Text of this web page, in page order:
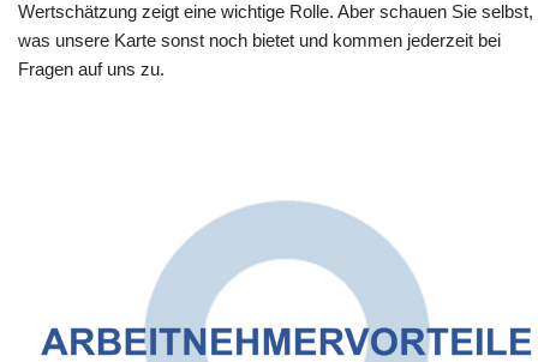
Wertschätzung zeigt eine wichtige Rolle. Aber schauen Sie selbst,
was unsere Karte sonst noch bietet und kommen jederzeit bei
Fragen auf uns zu.